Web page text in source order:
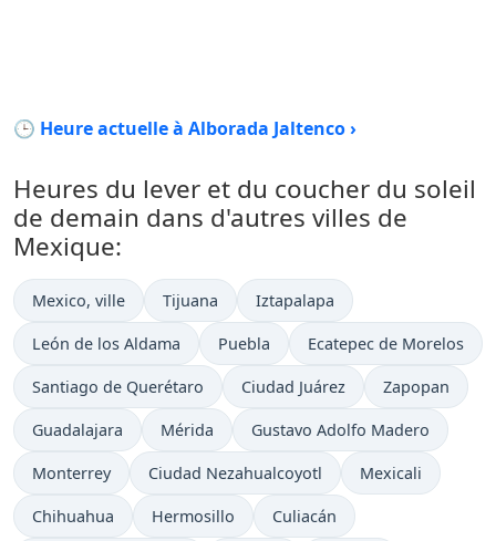
🕒 Heure actuelle à Alborada Jaltenco ›
Heures du lever et du coucher du soleil
de demain dans d'autres villes de
Mexique:
Mexico, ville Tijuana Iztapalapa
León de los Aldama Puebla Ecatepec de Morelos
Santiago de Querétaro Ciudad Juárez Zapopan
Guadalajara Mérida Gustavo Adolfo Madero
Monterrey Ciudad Nezahualcoyotl Mexicali
Chihuahua Hermosillo Culiacán